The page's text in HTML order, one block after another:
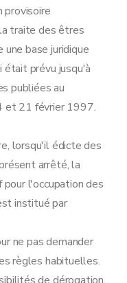
provisoire
traite des êtres
une base juridique
était prévu jusqu'à
publiées au
et 21 février 1997.
lorsqu'il édicte des
arrêté, la
l'occupation des
institué par
ne pas demander
règles habituelles.